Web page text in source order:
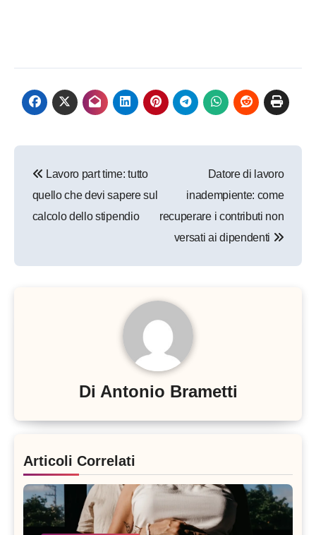
articoli
Lavoro part time: tutto
quello che devi sapere sul
calcolo dello stipendio
Datore di lavoro
inadempiente: come
recuperare i contributi non
versati ai dipendenti
Di Antonio Brametti
Articoli Correlati